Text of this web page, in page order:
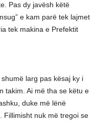
Pas dy javësh këtë
e kam parë tek lajmet
tek makina e Prefektit
larg pas kësaj ky i
takim. Ai më tha se këtu e
duke më lënë
Fillimisht nuk më tregoi se